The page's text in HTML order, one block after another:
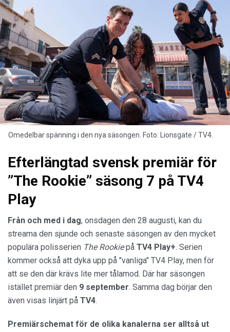
Omedelbar spänning i den nya säsongen. Foto: Lionsgate / TV4.
Efterlängtad svensk premiär för
”The Rookie” säsong 7 på TV4
Play
Från och med i dag, onsdagen den 28 augusti, kan du
streama den sjunde och senaste säsongen av den mycket
populära polisserien The Rookiepå TV4 Play+. Serien
kommer också att dyka upp på "vanliga" TV4 Play, men för
att se den där krävs lite mer tålamod. Där har säsongen
istället premiär den 9 september. Samma dag börjar den
även visas linjärt på TV4.
Premiärschemat för de olika kanalerna ser alltså ut